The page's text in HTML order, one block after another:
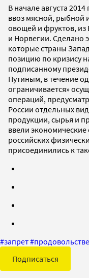
В начале августа 2014
ввоз мясной, рыбной
овощей и фруктов,
и Норвегии. Сделано
которые страны
позицию по кризису
подписанному
Путиным, в течение
ограничивается»
операций,
России отдельных
продукции, сырья и
ввели
российских
присоединились к
#запрет#
Подписаться